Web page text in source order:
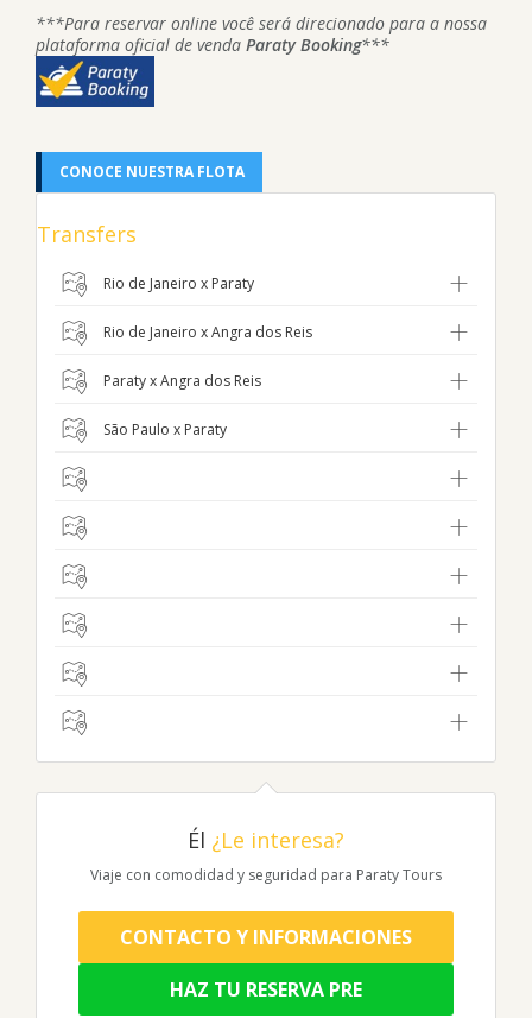
***Para reservar online você será direcionado para a nossa
plataforma oficial de venda Paraty Booking***
CONOCE NUESTRA FLOTA
Transfers
Rio de Janeiro x Paraty
Rio de Janeiro x Angra dos Reis
Paraty x Angra dos Reis
São Paulo x Paraty
Él ¿Le interesa?
Viaje con comodidad y seguridad para Paraty Tours
CONTACTO Y INFORMACIONES
HAZ TU RESERVA PRE